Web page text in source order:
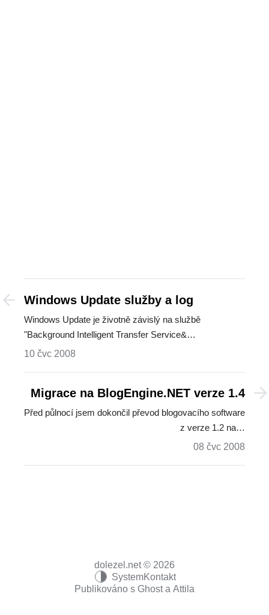
Windows Update služby a log
Windows Update je životně závislý na službě
"Background Intelligent Transfer Service&…
10 čvc 2008
Migrace na BlogEngine.NET verze 1.4
Před půlnocí jsem dokončil převod blogovacího software
z verze 1.2 na…
08 čvc 2008
dolezel.net © 2026
SystemKontakt
Publikováno s Ghosta Attila